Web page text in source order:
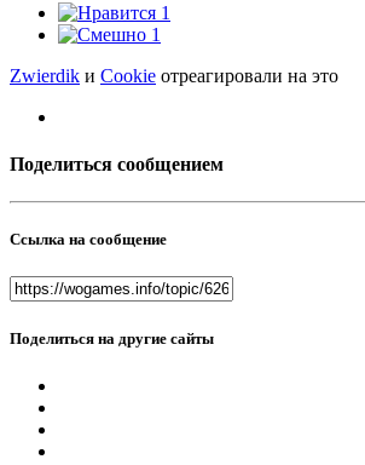
1
1
Zwierdik и Cookie отреагировали на это
Поделиться сообщением
Ссылка на сообщение
Поделиться на другие сайты